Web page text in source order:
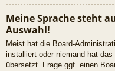
Meine Sprache steht
Auswahl!
Meist hat die Board-
installiert oder niemand hat
übersetzt. Frage ggf. einen